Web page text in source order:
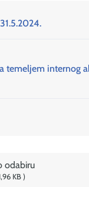
temeljem internog
odabiru
KB